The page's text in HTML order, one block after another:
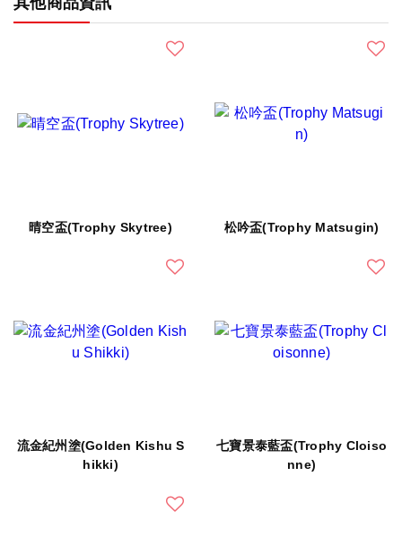
晴空盃(Trophy Skytree) 松吟盃(Trophy Matsugin)
流金紀州塗(Golden Kishu S
hikki)
七寶景泰藍盃(Trophy Cloiso
nne)